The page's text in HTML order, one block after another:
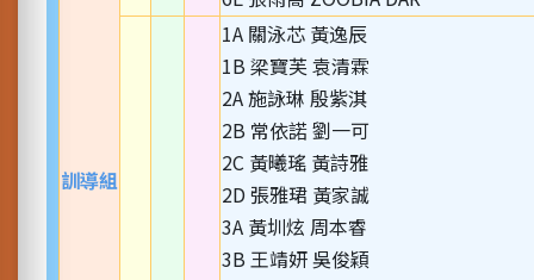
訓導組
1A 關泳芯 黃逸辰
1B 梁寶芙 袁清霖
2A 施詠琳 殷紫淇
2B 常依諾 劉一可
2C 黃曦瑤 黃詩雅
2D 張雅珺 黃家誠
3A 黃圳炫 周本睿
3B 王靖妍 吳俊穎